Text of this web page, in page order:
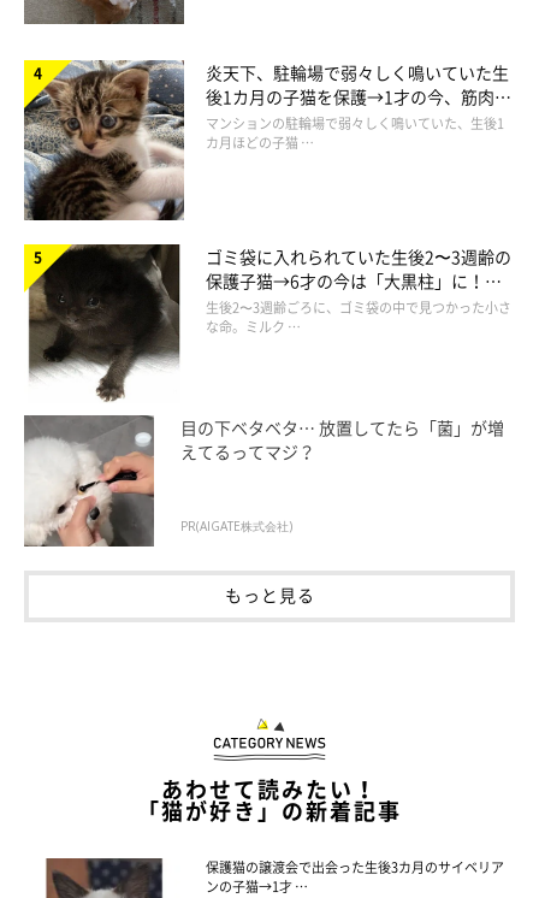
作者プロフィール
色彩、表情にこだわった物語性のあるイラストを得意とし
炎天下、駐輪場で弱々しく鳴いていた生
後1カ月の子猫を保護→1才の今、筋肉質
でツンデレなコに成長
マンションの駐輪場で弱々しく鳴いていた、生後1
カ月ほどの子猫 …
ゴミ袋に入れられていた生後2〜3週齢の
保護子猫→6才の今は「大黒柱」に！
美しい黒猫に成長した姿にグッとくる
生後2〜3週齢ごろに、ゴミ袋の中で見つかった小さ
な命。ミルク …
目の下ベタベタ… 放置してたら「菌」が増
えてるってマジ？
PR(AIGATE株式会社)
もっと見る
あわせて読みたい！
「猫が好き」の新着記事
保護猫の譲渡会で出会った生後3カ月のサイベリア
ンの子猫→1才 …